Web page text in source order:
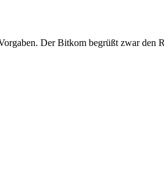
Der Bitkom begrüßt zwar den